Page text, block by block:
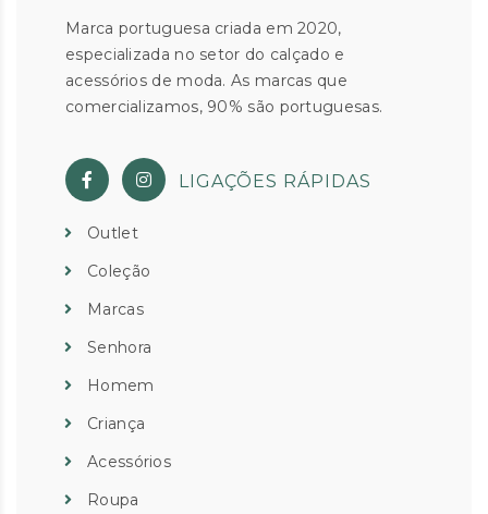
Marca portuguesa criada em 2020,
especializada no setor do calçado e
acessórios de moda. As marcas que
comercializamos, 90% são portuguesas.
LIGAÇÕES RÁPIDAS
Outlet
Coleção
Marcas
Senhora
Homem
Criança
Acessórios
Roupa